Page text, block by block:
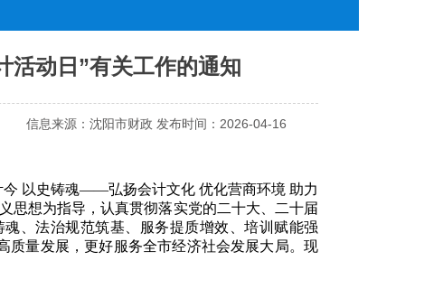
活动日”有关工作的通知
信息来源：沈阳市财政 发布时间：2026-04-16
今 以史铸魂——弘扬会计文化 优化营商环境 助力
思想为指导，认真贯彻落实党的二十大、二十届
魂、法治规范筑基、服务提质增效、培训赋能强
质量发展，更好服务全市经济社会发展大局。现